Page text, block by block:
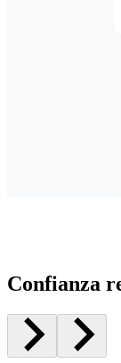
Confianza